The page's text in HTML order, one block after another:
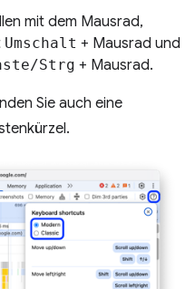
mit dem Mausrad,
Umschalt + Mausrad und
Strg + Mausrad.
Sie auch eine